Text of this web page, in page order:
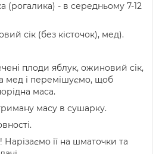
(рогалика) - в середньому 7-12
сік (без кісточок), мед).
плоди яблук, ожиновий сік,
мед і перемішуємо, щоб
маса.
масу в сушарку.
Нарізаємо її на шматочки та